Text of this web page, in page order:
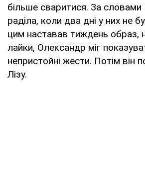
більше сваритися. За словами
раділа, коли два дні у них не
цим наставав тиждень образ,
лайки, Олександр міг
непристойні жести. Потім він
Лізу.